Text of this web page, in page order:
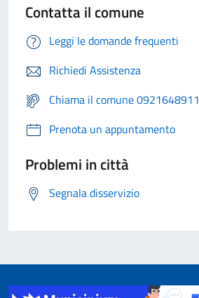
Contatta il comune
Leggi le domande frequenti
Richiedi Assistenza
Chiama il comune 0921648911
Prenota un appuntamento
Problemi in città
Segnala disservizio